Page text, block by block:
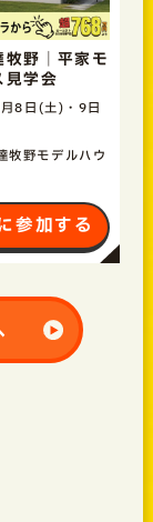
野｜平家モ
見学会
8日(土)・9日
牧野モデルハウ
参加する